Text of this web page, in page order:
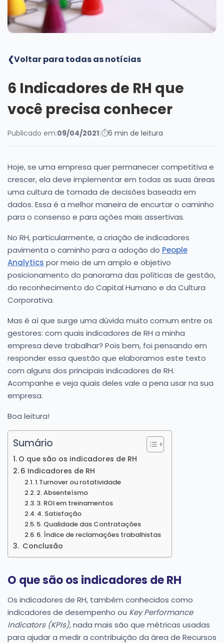
Blog
❮Voltar para todas as notícias
6 Indicadores de RH que
você precisa conhecer
Publicado em:09/04/2021|⏱6 min de leitura
Hoje, se uma empresa quer permanecer competitiva e
crescer, ela deve implementar em todas as suas áreas
uma cultura de tomada de decisões baseada em
dados. Essa é a melhor maneira de encurtar o caminho
para o consenso e para ações mais assertivas.
No RH, particularmente, a criação de indicadores
pavimenta o caminho para a adoção do People
Analytics por meio de um amplo e objetivo
posicionamento do panorama das políticas de gestão,
do reconhecimento do Capital Humano e da Cultura
Corporativa.
Mas é aí que surge uma dúvida muito comum entre os
gestores: com quais indicadores de RH a minha
empresa deve trabalhar? Pois bem, foi pensando em
responder essa questão que elaboramos este texto
com alguns dos principais indicadores de RH.
Acompanhe e veja quais deles vale a pena usar na sua
empresa.
Boa leitura!
Sumário
O que são os indicadores de RH
6 Indicadores de RH
1.Turnover ou rotatividade
2. Absenteísmo
3. ROI em treinamentos
4. Satisfação
5. Qualidade das Contratações
6. Índice de reclamações trabalhistas
Conclusão
O que são os indicadores de RH
Os indicadores de RH, também conhecidos como
indicadores de desempenho ou Key Performance
Indicators (KPIs),nada mais são que métricas usadas
para ajudar a medir a contribuição da área de Recursos